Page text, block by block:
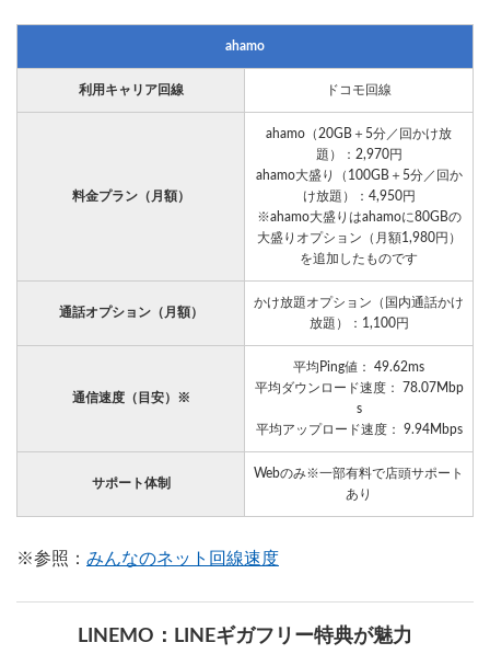
ahamo
利用キャリア回線 ドコモ回線
料金プラン（月額）
ahamo（20GB＋5分／回かけ放
題）：2,970円
ahamo大盛り（100GB＋5分／回か
け放題）：4,950円
※ahamo大盛りはahamoに80GBの
大盛りオプション（月額1,980円）
を追加したものです
通話オプション（月額）
かけ放題オプション（国内通話かけ
放題）：1,100円
通信速度（目安）※
平均Ping値： 49.62ms
平均ダウンロード速度： 78.07Mbp
s
平均アップロード速度： 9.94Mbps
サポート体制
Webのみ※一部有料で店頭サポート
あり
※参照： みんなのネット回線速度
LINEMO：LINEギガフリー特典が魅力